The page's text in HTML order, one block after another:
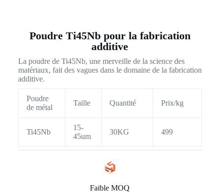
Poudre Ti45Nb pour la fabrication
additive
La poudre de Ti45Nb, une merveille de la science des
matériaux, fait des vagues dans le domaine de la fabrication
additive.
Poudre
de métal
Taille Quantité Prix/kg
Ti45Nb
15-
45um
30KG 499
Faible MOQ